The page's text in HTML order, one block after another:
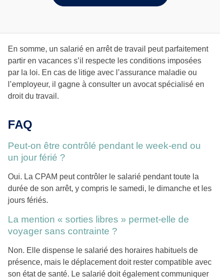
En somme, un salarié en arrêt de travail peut parfaitement
partir en vacances s’il respecte les conditions imposées
par la loi. En cas de litige avec l’assurance maladie ou
l’employeur, il gagne à consulter un avocat spécialisé en
droit du travail.
FAQ
Peut-on être contrôlé pendant le week-end ou
un jour férié ?
Oui. La CPAM peut contrôler le salarié pendant toute la
durée de son arrêt, y compris le samedi, le dimanche et les
jours fériés.
La mention « sorties libres » permet-elle de
voyager sans contrainte ?
Non. Elle dispense le salarié des horaires habituels de
présence, mais le déplacement doit rester compatible avec
son état de santé. Le salarié doit également communiquer